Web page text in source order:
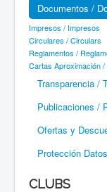
Documentos /
Impresos / Impresos
Circulares / Circulars
Reglamentos /
Cartas Aproximación
Transparencia /
Publicaciones /
Ofertas y
Protección
CLUBS